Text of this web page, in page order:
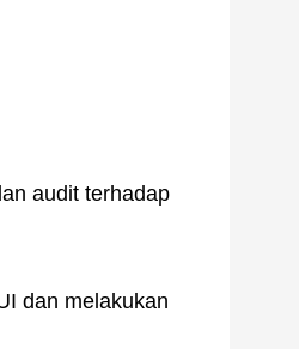
audit terhadap
dan melakukan